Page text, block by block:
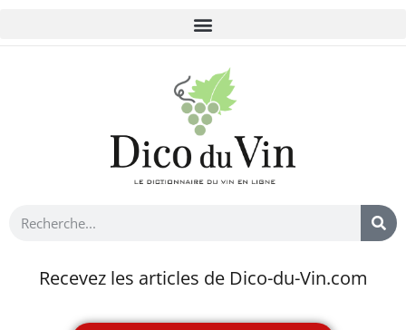
Recevez les articles de Dico-du-Vin.com